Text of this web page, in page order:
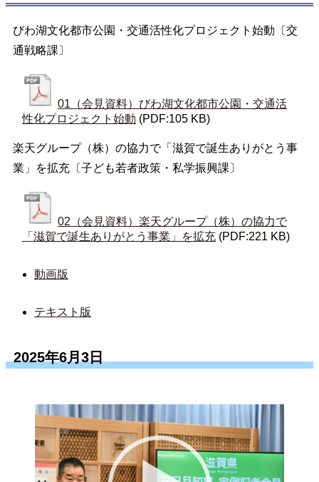
びわ湖文化都市公園・交通活性化プロジェクト始動〔交
通戦略課〕
01（会見資料）びわ湖文化都市公園・交通活
性化プロジェクト始動 (PDF:105 KB)
楽天グループ（株）の協力で「滋賀で誕生ありがとう事
業」を拡充〔子ども若者政策・私学振興課〕
02（会見資料）楽天グループ（株）の協力で
「滋賀で誕生ありがとう事業」を拡充 (PDF:221 KB)
動画版
テキスト版
2025年6月3日